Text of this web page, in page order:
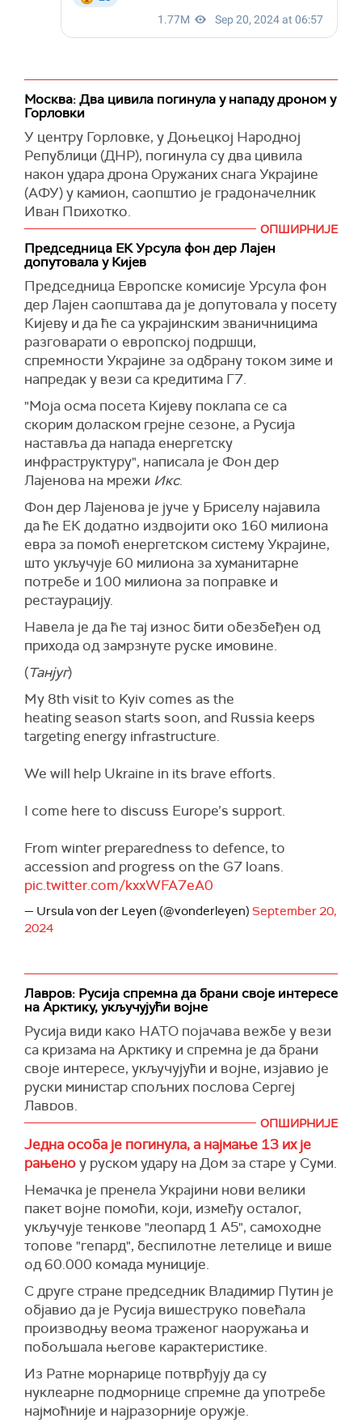
Москва: Два цивила погинула у нападу дроном у
Горловки
У центру Горловке, у Доњецкој Народној
Републици (ДНР), погинула су два цивила
након удара дрона Оружаних снага Украјине
(АФУ) у камион, саопштио је градоначелник
Иван Прихотко.
"Вечна успомена невино убијенима", написао
је Прихотко наТелеграму.
(Известиа)
ОПШИРНИЈЕ
Председница ЕК Урсула фон дер Лајен
допутовала у Кијев
Председница Европске комисије Урсула фон
дер Лајен саопштава да је допутовала у посету
Кијеву и да ће са украјинским званичницима
разговарати о европској подршци,
спремности Украјине за одбрану током зиме и
напредак у вези са кредитима Г7.
"Моја осма посета Кијеву поклапа се са
скорим доласком грејне сезоне, а Русија
наставља да напада енергетску
инфраструктуру", написала је Фон дер
Лајенова на мрежи Икс.
Фон дер Лајенова је јуче у Бриселу најавила
да ће ЕК додатно издвојити око 160 милиона
евра за помоћ енергетском систему Украјине,
што укључује 60 милиона за хуманитарне
потребе и 100 милиона за поправке и
рестаурацију.
Навела је да ће тај износ бити обезбеђен од
прихода од замрзнуте руске имовине.
(Танјуг)
My 8th visit to Kyiv comes as the
heating season starts soon, and Russia keeps
targeting energy infrastructure.
We will help Ukraine in its brave efforts.
I come here to discuss Europe’s support.
From winter preparedness to defence, to
accession and progress on the G7 loans.
pic.twitter.com/kxxWFA7eA0
— Ursula von der Leyen (@vonderleyen) September 20,
2024
Лавров: Русија спремна да брани своје интересе
на Арктику, укључујући војне
Русија види како НАТО појачава вежбе у вези
са кризама на Арктику и спремна је да брани
своје интересе, укључујући и војне, изјавио је
руски министар спољних послова Сергеј
Лавров.
"Видимо како НАТО појачава своје вежбе у
вези са могућим кризама на Арктику, наша
земља је потпуно спремна да брани своје
интересе у војном, политичком и
војнотехничком смислу", упозорио је руски
министар спољних послова у интервјуу у
оквиру документарног филма "Совјетски
пробој", а преносиРИА Новости
Агенција подсећа да је Министарство одбране
САД у јулу објавило ажурирану верзију
Арктичке стратегије Пентагона, према којој
намерава да самостално и са савезницима
демонстрирало своју борбену способност и
интероперабилност.
ОПШИРНИЈЕ
Једна особа је погинула, а најмање 13 их је
рањеноу руском удару на Дом за старе у Суми.
Немачка је пренела Украјини нови велики
пакет војне помоћи, који, између осталог,
укључује тенкове "леопард 1 А5", самоходне
топове "гепард", беспилотне летелице и више
од 60.000 комада муниције.
С друге стране председник Владимир Путин је
објавио да је Русија вишеструко повећала
производњу веома траженог наоружања и
побољшала његове карактеристике.
Из Ратне морнарице потврђују да су
нуклеарне подморнице спремне да употребе
најмоћније и најразорније оружје.